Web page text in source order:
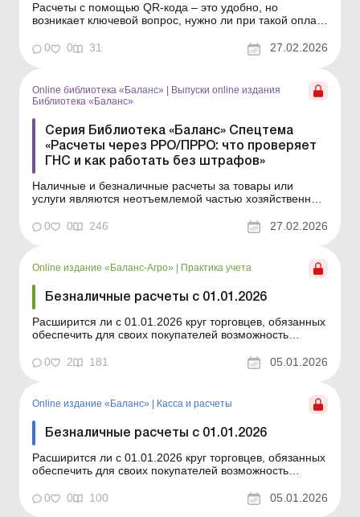
Расчеты с помощью QR-кода – это удобно, но
возникает ключевой вопрос, нужно ли при такой оплате
статье выясним, когда чек можно не оформлять и
может ли QR-код заменить платежный терминал для
0 0 31 27.02.2026
Online библиотека «Баланс» | Выпуски online издания
Библиотека «Баланс»
Серия Библиотека «Баланс» Спецтема
«Расчеты через РРО/ПРРО: что проверяет
ГНС и как работать без штрафов»
Наличные и безналичные расчеты за товары или
услуги являются неотъемлемой частью хозяйственной
хозяйствования. Но чтобы не подвергать себя риску
уплаты немаленьких штрафов, нужно знать, как
ограничения соблюдать,...
0 0 246 27.02.2026
Online издание «Баланс-Агро» | Практика учета
Безналичные расчеты с 01.01.2026
Расширится ли с 01.01.2026 круг торговцев, обязанных
обеспечить для своих покупателей возможность
организовать прием безналичных платежей? Ответы
вы найдете в статье. Баланс-Агро № 1 от 6 января
1 постанов...
0 2 181 05.01.2026
Online издание «Баланс» Касса и расчеты
Безналичные расчеты с 01.01.2026
Расширится ли с 01.01.2026 круг торговцев, обязанных
обеспечить для своих покупателей возможность
организовать прием безналичных платежей? Ответы
вы найдете в статье. Баланс № 1 от 6 января 2026
0 0 100 05.01.2026